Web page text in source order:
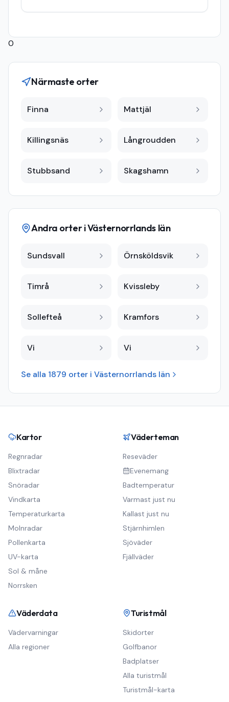
0
Närmaste orter
Finna Mattjäl
Killingsnäs Långroudden
Stubbsand Skagshamn
Andra orter iVästernorrlands län
Sundsvall Örnsköldsvik
Timrå Kvissleby
Sollefteå Kramfors
Vi Vi
Se alla 1879 orter i Västernorrlands län
Kartor
Regnradar
Blixtradar
Snöradar
Vindkarta
Temperaturkarta
Molnradar
Pollenkarta
UV-karta
Sol & måne
Norrsken
Väderteman
Reseväder
Evenemang
Badtemperatur
Varmast just nu
Kallast just nu
Stjärnhimlen
Sjöväder
Fjällväder
Väderdata
Vädervarningar
Alla regioner
Turistmål
Skidorter
Golfbanor
Badplatser
Alla turistmål
Turistmål-karta